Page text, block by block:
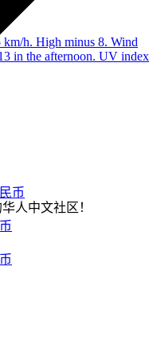
币
人中文社区！